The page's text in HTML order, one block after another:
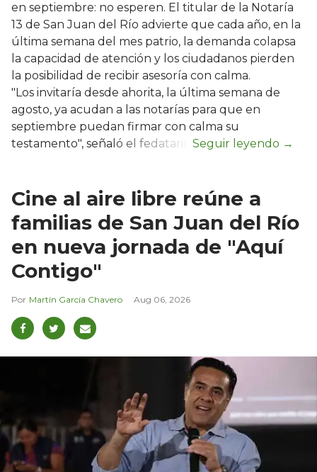
en septiembre: no esperen. El titular de la Notaría
13 de San Juan del Río advierte que cada año, en la
última semana del mes patrio, la demanda colapsa
la capacidad de atención y los ciudadanos pierden
la posibilidad de recibir asesoría con calma.
"Los invitaría desde ahorita, la última semana de
agosto, ya acudan a las notarías para que en
septiembre puedan firmar con calma su
testamento", señaló el fedatario.
Cine al aire libre reúne a
familias de San Juan del Río
en nueva jornada de "Aquí
Contigo"
Martín García Chavero Aug 06, 2026